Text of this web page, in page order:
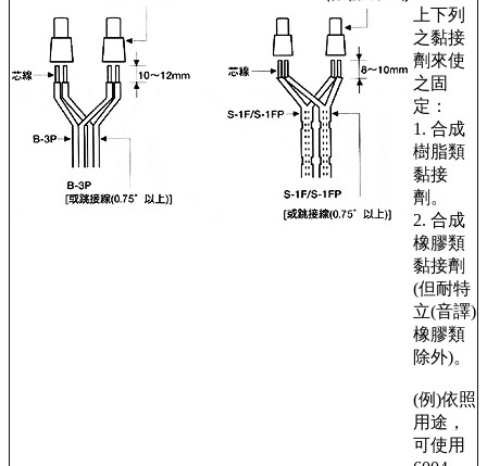
上下列
之黏接
劑來使
之固
定：
1. 合成
樹脂類
黏接
劑。
2. 合成
橡膠類
黏接劑
(但耐特
立(音譯)
橡膠類
除外)。
(例)依照
用途，
可使用